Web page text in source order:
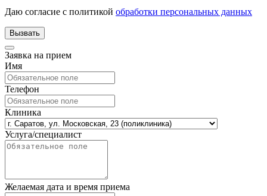
Даю согласие с политикой обработки персональных данных
Заявка на прием
Имя
Телефон
Клиника
Услуга/специалист
Желаемая дата и время приема